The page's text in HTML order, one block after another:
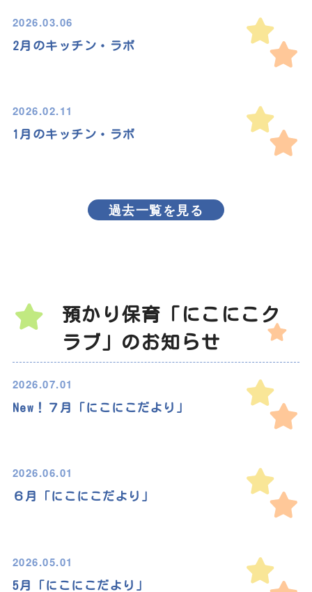
2026.03.06
2月のキッチン・ラボ
2026.02.11
1月のキッチン・ラボ
過去一覧を見る
預かり保育「にこにこク
ラブ」のお知らせ
2026.07.01
New！７月「にこにこだより」
2026.06.01
６月「にこにこだより」
2026.05.01
5月「にこにこだより」